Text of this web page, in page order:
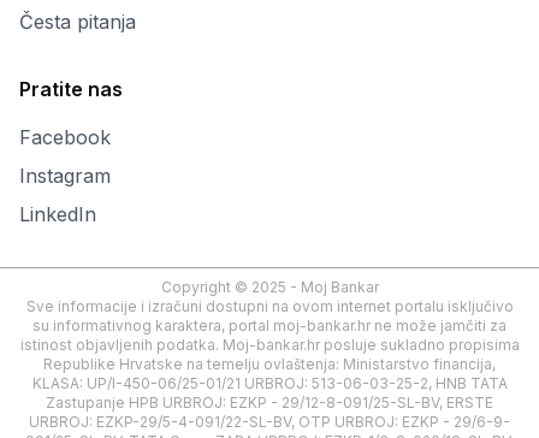
Česta pitanja
Pratite nas
Facebook
Instagram
LinkedIn
Copyright © 2025 - Moj Bankar
Sve informacije i izračuni dostupni na ovom internet portalu isključivo
su informativnog karaktera, portal moj-bankar.hr ne može jamčiti za
istinost objavljenih podatka. Moj-bankar.hr posluje sukladno propisima
Republike Hrvatske na temelju ovlaštenja: Ministarstvo financija,
KLASA: UP/I-450-06/25-01/21 URBROJ: 513-06-03-25-2, HNB TATA
Zastupanje HPB URBROJ: EZKP - 29/12-8-091/25-SL-BV, ERSTE
URBROJ: EZKP-29/5-4-091/22-SL-BV, OTP URBROJ: EZKP - 29/6-9-